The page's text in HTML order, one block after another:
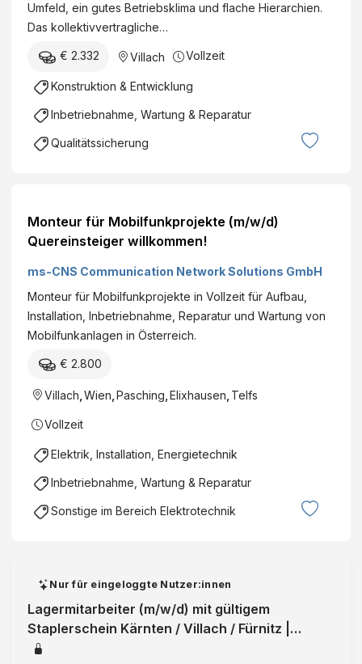
Umfeld, ein gutes Betriebsklima und flache Hierarchien.
Das kollektivvertragliche…
€ 2.332 Villach Vollzeit
Konstruktion & Entwicklung
Inbetriebnahme, Wartung & Reparatur
Qualitätssicherung
Monteur für Mobilfunkprojekte (m/w/d)
Quereinsteiger willkommen!
ms-CNS Communication Network Solutions GmbH
Monteur für Mobilfunkprojekte in Vollzeit für Aufbau,
Installation, Inbetriebnahme, Reparatur und Wartung von
Mobilfunkanlagen in Österreich.
€ 2.800
Villach Wien Pasching Elixhausen Telfs
Vollzeit
Elektrik, Installation, Energietechnik
Inbetriebnahme, Wartung & Reparatur
Sonstige im Bereich Elektrotechnik
Nur für eingeloggte Nutzer:innen
Lagermitarbeiter (m/w/d) mit gültigem
Staplerschein Kärnten / Villach / Fürnitz |
Kärnten | Vollzeit | ZeitarbeitID:3617